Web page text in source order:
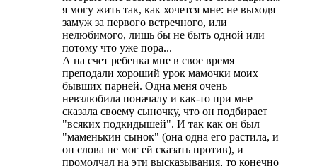
я могу жить так, как хочется мне: не выходя
замуж за первого встречного, или
нелюбимого, лишь бы не быть одной или
потому что уже пора...
А на счет ребенка мне в свое время
преподали хороший урок мамочки моих
бывших парней. Одна меня очень
невзлюбила поначалу и как-то при мне
сказала своему сыночку, что он подбирает
"всяких подкидышей". И так как он был
"маменькин сынок" (она одна его растила, и
он слова не мог ей сказать против), и
промолчал на эти высказывания, то конечно